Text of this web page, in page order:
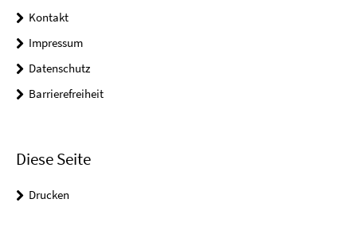
Kontakt
Impressum
Datenschutz
Barrierefreiheit
Diese Seite
Drucken